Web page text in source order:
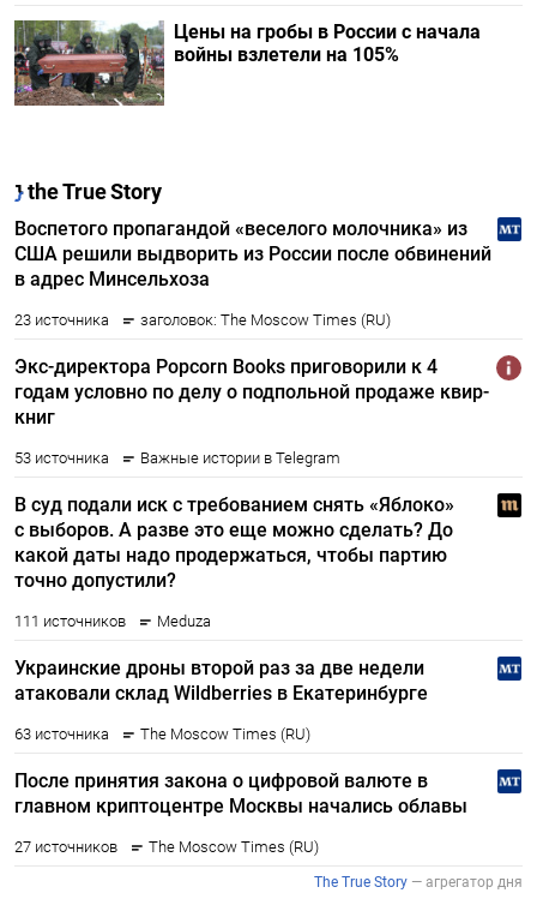
Цены на гробы в России с начала
войны взлетели на 105%